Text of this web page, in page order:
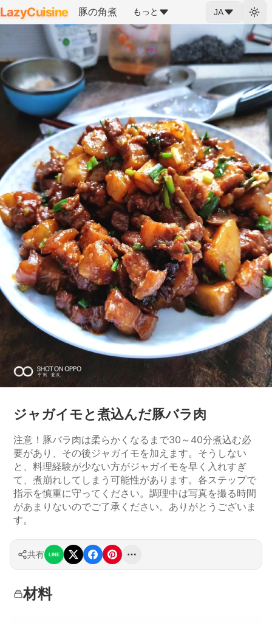
LazyCuisine 豚の角煮 もっと JA
ジャガイモと煮込んだ豚バラ肉
注意！豚バラ肉は柔らかくなるまで30～40分煮込む必
要があり、その後ジャガイモを加えます。そうしない
と、料理経験が少ない方がジャガイモを早く入れすぎ
て、煮崩れしてしまう可能性があります。各ステップで
指示を慎重に守ってください。調理中は写真を撮る時間
があまりないのでご了承ください。ありがとうございま
す。
共有 LINE
材料